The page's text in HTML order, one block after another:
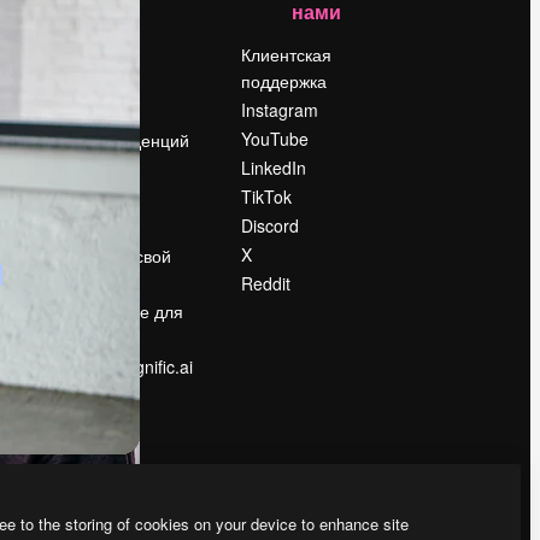
Поиск тенденций
События
Slidesgo
Продайте свой
Помещение для
Ищете magnific.ai
нами
Клиентская
поддержка
Instagram
YouTube
LinkedIn
TikTok
Discord
X
Reddit
to the storing of cookies on your device to enhance site